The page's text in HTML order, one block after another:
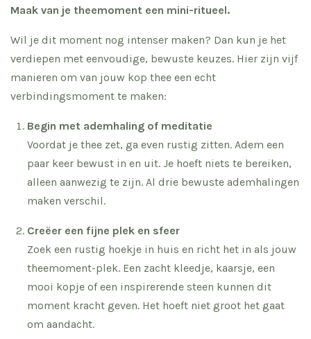
Maak van je theemoment een mini-ritueel.
Wil je dit moment nog intenser maken? Dan kun je het
verdiepen met eenvoudige, bewuste keuzes. Hier zijn vijf
manieren om van jouw kop thee een echt
verbindingsmoment te maken:
Begin met ademhaling of meditatie
Voordat je thee zet, ga even rustig zitten. Adem een
paar keer bewust in en uit. Je hoeft niets te bereiken,
alleen aanwezig te zijn. Al drie bewuste ademhalingen
maken verschil.
Creëer een fijne plek en sfeer
Zoek een rustig hoekje in huis en richt het in als jouw
theemoment-plek. Een zacht kleedje, kaarsje, een
mooi kopje of een inspirerende steen kunnen dit
moment kracht geven. Het hoeft niet groot het gaat
om aandacht.